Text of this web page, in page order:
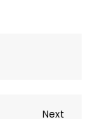
Next
Next